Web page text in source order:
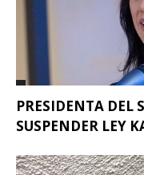
PRESIDENTA DEL
SUSPENDER LEY